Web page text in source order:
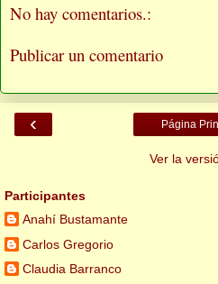
No hay comentarios.:
Publicar un comentario
‹ Página
Ver la
Participantes
Anahí Bustamante
Carlos Gregorio
Claudia Barranco